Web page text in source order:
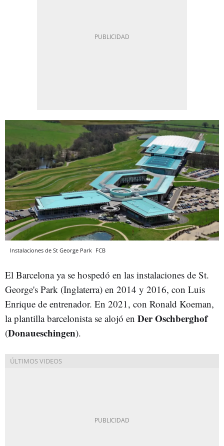
Instalaciones de St George Park FCB
El Barcelona ya se hospedó en las instalaciones de St.
George's Park (Inglaterra) en 2014 y 2016, con Luis
Enrique de entrenador. En 2021, con Ronald Koeman,
la plantilla barcelonista se alojó en Der Oschberghof
(Donaueschingen).